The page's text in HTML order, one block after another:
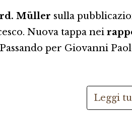
Müller sulla
Nuova tappa nei
per Giovanni
Leggi